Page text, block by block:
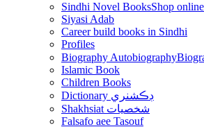
Sindhi Novel Books
Siyasi Adab
Career build books in Sindhi
Profiles
Biography Autobiography
Islamic Book
Children Books
Dictionary ڊڪشنري
Shakhsiat شخصيات
Falsafo aee Tasouf